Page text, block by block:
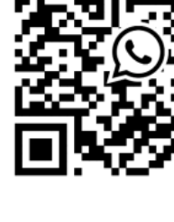
Scuola
in
Liceo
ore 18 - Fiano
in
mons.
ore 20.30 -
di don
in alcuni
alle ore